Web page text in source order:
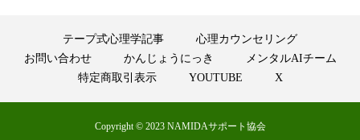
テープ式心理学記事
心理カウンセリング
お問い合わせ
かんじょうにっき
メンタルAIチーム
特定商取引表示
YOUTUBE X
Copyright © 2023 NAMIDAサポート協会